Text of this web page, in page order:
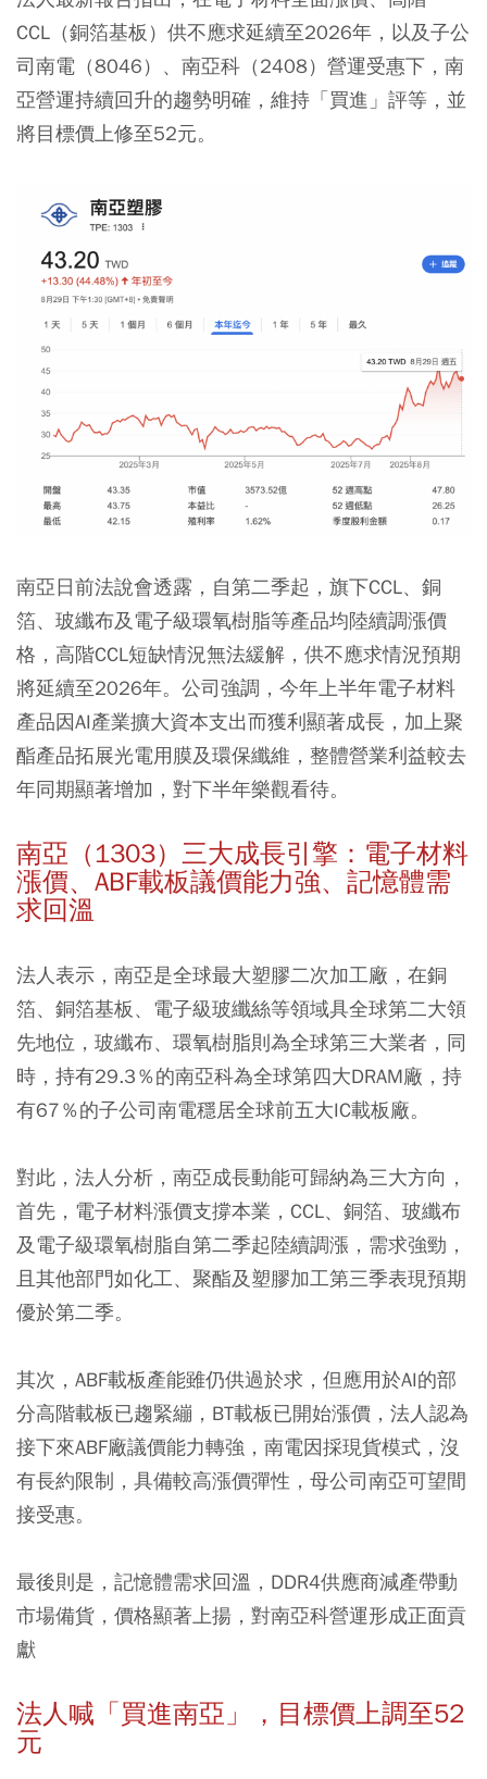
CCL（銅箔基板）供不應求延續至2026年，以及子公
司南電（8046）、南亞科（2408）營運受惠下，南
亞營運持續回升的趨勢明確，維持「買進」評等，並
將目標價上修至52元。
南亞日前法說會透露，自第二季起，旗下CCL、銅
箔、玻纖布及電子級環氧樹脂等產品均陸續調漲價
格，高階CCL短缺情況無法緩解，供不應求情況預期
將延續至2026年。公司強調，今年上半年電子材料
產品因AI產業擴大資本支出而獲利顯著成長，加上聚
酯產品拓展光電用膜及環保纖維，整體營業利益較去
年同期顯著增加，對下半年樂觀看待。
南亞（1303）三大成長引擎：電子材料
漲價、ABF載板議價能力強、記憶體需
求回溫
法人表示，南亞是全球最大塑膠二次加工廠，在銅
箔、銅箔基板、電子級玻纖絲等領域具全球第二大領
先地位，玻纖布、環氧樹脂則為全球第三大業者，同
時，持有29.3％的南亞科為全球第四大DRAM廠，持
有67％的子公司南電穩居全球前五大IC載板廠。
對此，法人分析，南亞成長動能可歸納為三大方向，
首先，電子材料漲價支撐本業，CCL、銅箔、玻纖布
及電子級環氧樹脂自第二季起陸續調漲，需求強勁，
且其他部門如化工、聚酯及塑膠加工第三季表現預期
優於第二季。
其次，ABF載板產能雖仍供過於求，但應用於AI的部
分高階載板已趨緊繃，BT載板已開始漲價，法人認為
接下來ABF廠議價能力轉強，南電因採現貨模式，沒
有長約限制，具備較高漲價彈性，母公司南亞可望間
接受惠。
最後則是，記憶體需求回溫，DDR4供應商減產帶動
市場備貨，價格顯著上揚，對南亞科營運形成正面貢
獻
法人喊「買進南亞」，目標價上調至52
元